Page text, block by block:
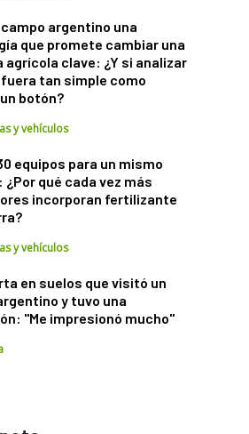
argentino una
que promete cambiar una
agrícola clave: ¿Y si analizar
tan simple como
botón?
y vehículos
equipos para un mismo
qué cada vez más
incorporan fertilizante
y vehículos
en suelos que visitó un
y tuvo una
"Me impresionó mucho"